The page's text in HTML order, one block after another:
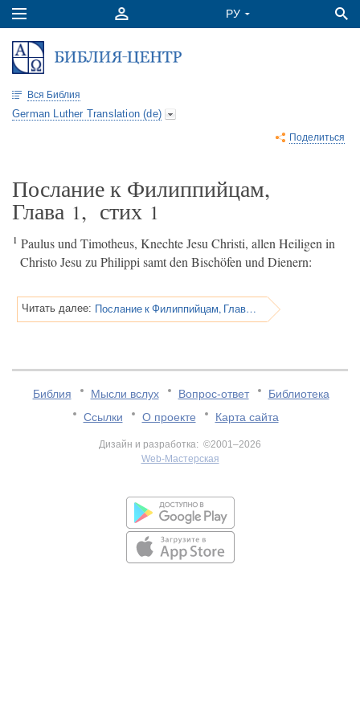
Вся Библия
German Luther Translation (de)
Поделиться
Послание к Филиппийцам,
Глава 1, стих 1
1 Paulus und Timotheus, Knechte Jesu Christi, allen Heiligen in
Christo Jesu zu Philippi samt den Bischöfen und Dienern:
Читать далее: Послание к Филиппийцам, Глава 1
Библия Мысли вслух Вопрос-ответ
Библиотека
Ссылки
О проекте Карта сайта
Дизайн и разработка: ©2001–2026
Web-Мастерская